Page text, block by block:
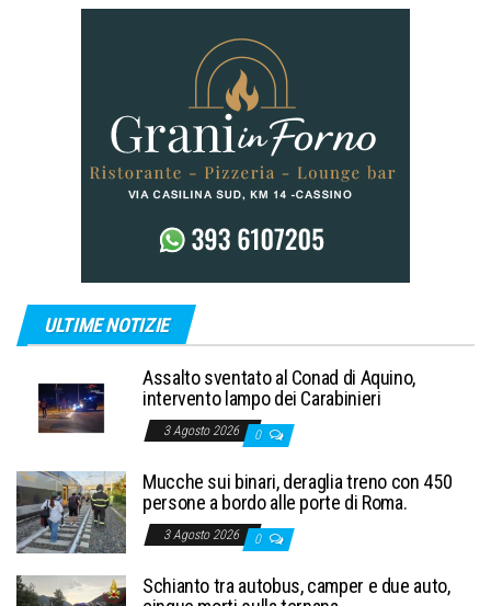
ULTIME NOTIZIE
Assalto sventato al Conad di Aquino,
intervento lampo dei Carabinieri
3 Agosto 2026 0
Mucche sui binari, deraglia treno con 450
persone a bordo alle porte di Roma.
3 Agosto 2026 0
Schianto tra autobus, camper e due auto,